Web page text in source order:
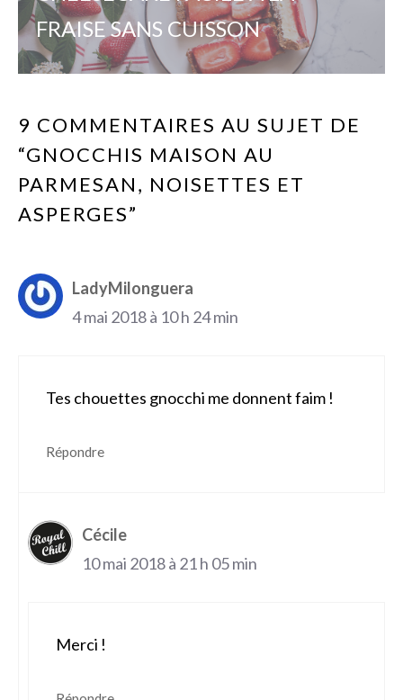
FRAISE SANS CUISSON
9 COMMENTAIRES AU SUJET DE
“GNOCCHIS MAISON AU
PARMESAN, NOISETTES ET
ASPERGES”
LadyMilonguera
4 mai 2018 à 10 h 24 min
Tes chouettes gnocchi me donnent faim !
Répondre
Cécile
10 mai 2018 à 21 h 05 min
Merci !